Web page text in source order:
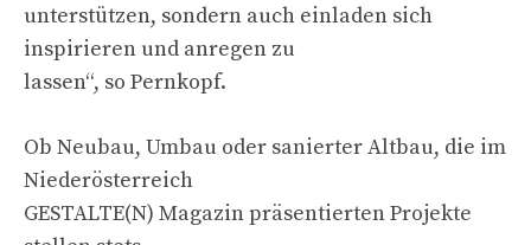
unterstützen, sondern auch einladen sich
inspirieren und anregen zu
lassen“, so Pernkopf.
Ob Neubau, Umbau oder sanierter Altbau, die im
Niederösterreich
GESTALTE(N) Magazin präsentierten Projekte